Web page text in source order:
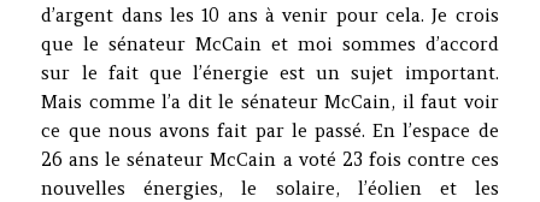
d’argent dans les 10 ans à venir pour cela. Je crois
que le sénateur McCain et moi sommes d’accord
sur le fait que l’énergie est un sujet important.
Mais comme l’a dit le sénateur McCain, il faut voir
ce que nous avons fait par le passé. En l’espace de
26 ans le sénateur McCain a voté 23 fois contre ces
nouvelles énergies, le solaire, l’éolien et les